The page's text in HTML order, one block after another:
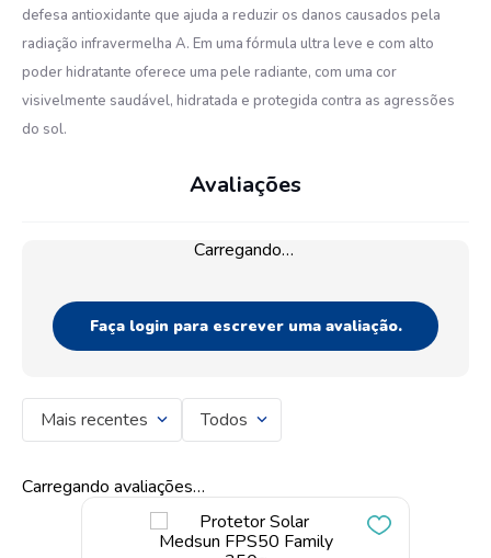
defesa antioxidante que ajuda a reduzir os danos causados pela
radiação infravermelha A. Em uma fórmula ultra leve e com alto
poder hidratante oferece uma pele radiante, com uma cor
visivelmente saudável, hidratada e protegida contra as agressões
do sol.
Avaliações
Carregando…
Faça login para escrever uma avaliação.
Mais recentes Todos
Carregando avaliações…